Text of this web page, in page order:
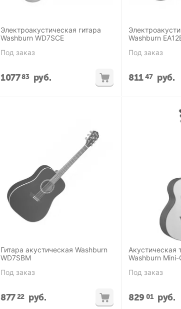
Электроакустическая гитара
Washburn WD7SCE
Под заказ
107783 руб.
Washburn
Под заказ
81147 руб.
Гитара акустическая Washburn
WD7SBM
Под заказ
87722 руб.
Акустическая
Washburn Mini-
Под заказ
82901 руб.